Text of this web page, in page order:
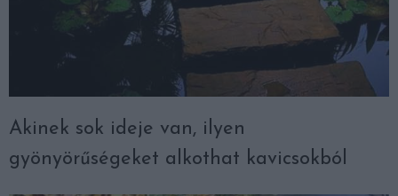
Akinek sok ideje van, ilyen
gyönyörűségeket alkothat kavicsokból